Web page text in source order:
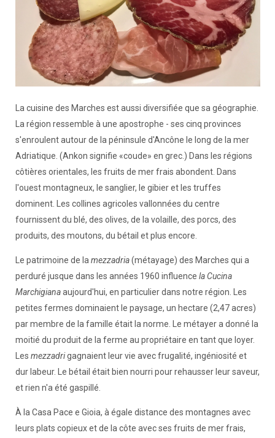
La cuisine des Marches est aussi diversifiée que sa géographie.
La région ressemble à une apostrophe - ses cinq provinces
s'enroulent autour de la péninsule d'Ancône le long de la mer
Adriatique. (Ankon signifie «coude» en grec.) Dans les régions
côtières orientales, les fruits de mer frais abondent. Dans
l'ouest montagneux, le sanglier, le gibier et les truffes
dominent. Les collines agricoles vallonnées du centre
fournissent du blé, des olives, de la volaille, des porcs, des
produits, des moutons, du bétail et plus encore.
Le patrimoine de lamezzadria(métayage) des Marches qui a
perduré jusque dans les années 1960 influence la Cucina
Marchigianaaujourd'hui, en particulier dans notre région. Les
petites fermes dominaient le paysage, un hectare (2,47 acres)
par membre de la famille était la norme. Le métayer a donné la
moitié du produit de la ferme au propriétaire en tant que loyer.
Les mezzadrigagnaient leur vie avec frugalité, ingéniosité et
dur labeur. Le bétail était bien nourri pour rehausser leur saveur,
et rien n'a été gaspillé.
À la Casa Pace e Gioia, à égale distance des montagnes avec
leurs plats copieux et de la côte avec ses fruits de mer frais,